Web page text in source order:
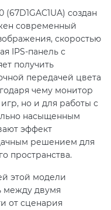
создан
современный
скоростью
IPS-панель с
получить
передачей цвета
чему монитор
но и для работы с
насыщенным
эффект
решением для
пространства.
этой модели
между двумя
от сценария